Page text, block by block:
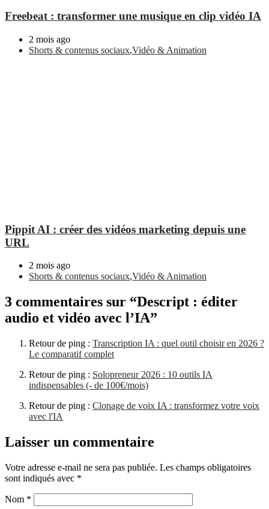
Freebeat : transformer une musique en clip vidéo IA
2 mois ago
Shorts & contenus sociaux,Vidéo & Animation
Pippit AI : créer des vidéos marketing depuis une
URL
2 mois ago
Shorts & contenus sociaux,Vidéo & Animation
3 commentaires sur “Descript : éditer
audio et vidéo avec l’IA”
Retour de ping : Transcription IA : quel outil choisir en 2026 ?
Le comparatif complet
Retour de ping : Solopreneur 2026 : 10 outils IA
indispensables (- de 100€/mois)
Retour de ping : Clonage de voix IA : transformez votre voix
avec l'IA
Laisser un commentaire
Votre adresse e-mail ne sera pas publiée. Les champs obligatoires
sont indiqués avec *
Nom *